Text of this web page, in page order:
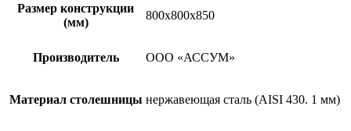
Размер конструкции
(мм)
800х800х850
Производитель ООО «АССУМ»
Материал столешницы нержавеющая сталь (AISI 430. 1 мм)